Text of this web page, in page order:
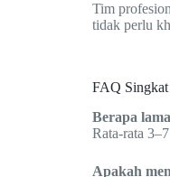
Tim
tidak perlu
FAQ Singkat
Berapa
Rata-rata
Apakah